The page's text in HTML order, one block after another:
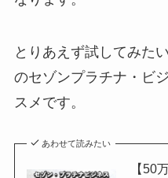
とりあえず試してみた
のセゾンプラチナ・ビ
スメです。
あわせて読みたい
【50